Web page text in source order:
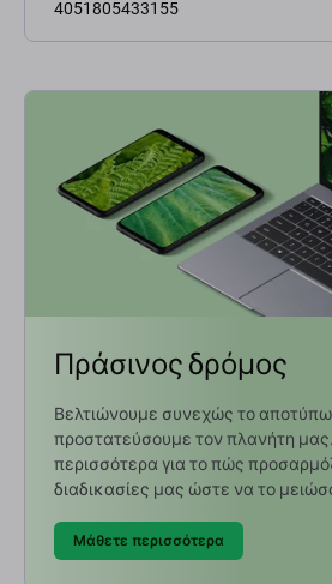
4051805433155
Πράσινος δρόμος
Βελτιώνουμε συνεχώς το
προστατεύσουμε τον πλανήτη
περισσότερα για το πώς
διαδικασίες μας ώστε να το
Μάθετε περισσότερα